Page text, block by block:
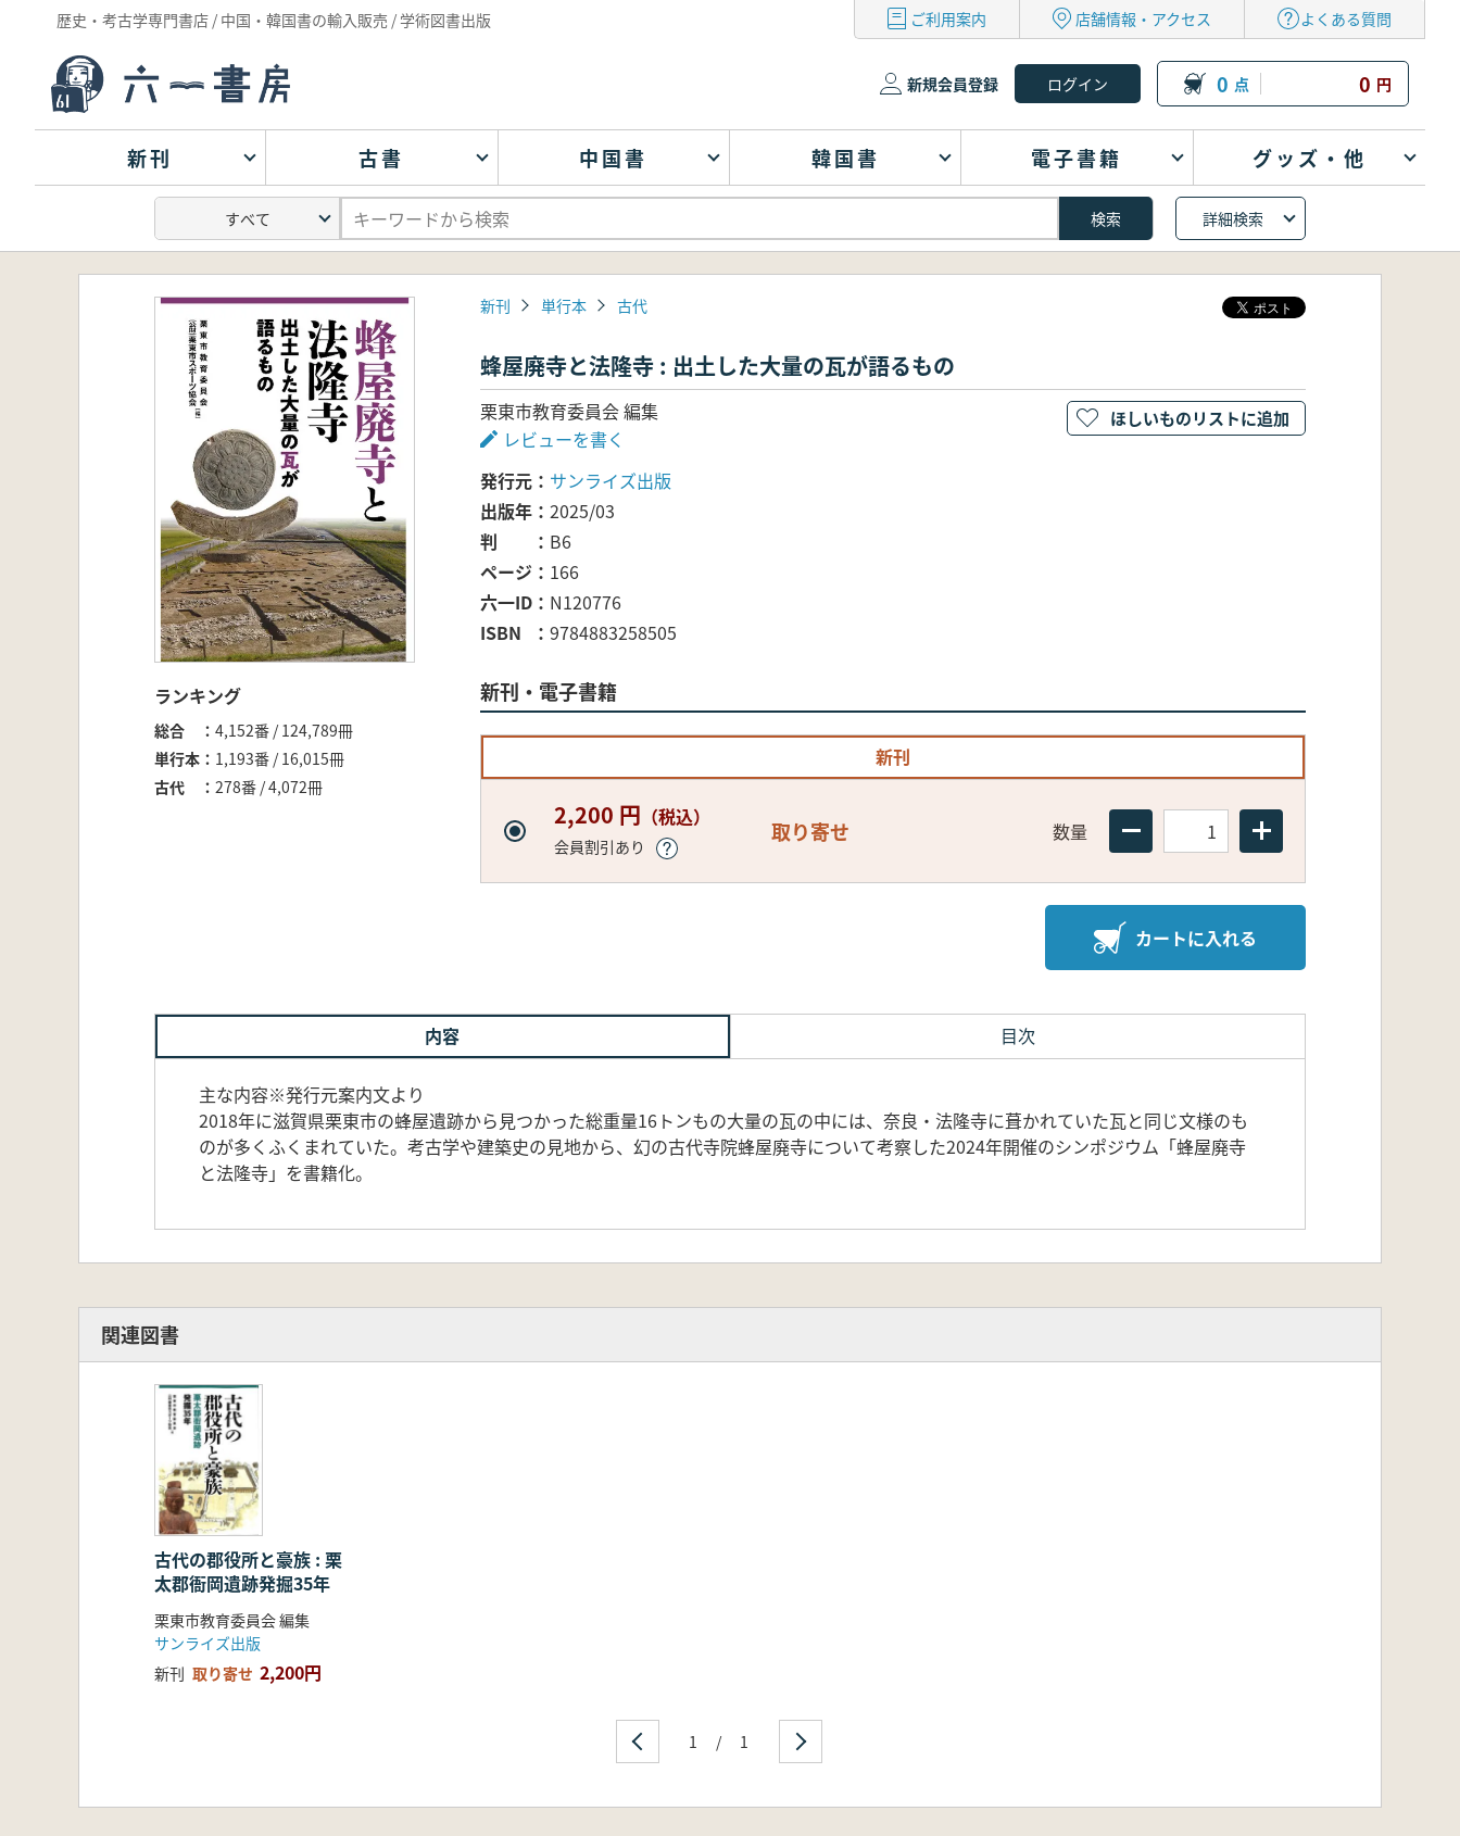
歴史・考古学専門書店 / 中国・韓国書の輸入販売 / 学術図書出版 ご利用案内 店舗情報・アクセス よくある質問
新規会員登録 0 点 0 円
新刊 古書 中国書 韓国書 電子書籍 グッズ・他
詳細検索
ランキング
総合
4,152番 / 124,789冊
単行本
1,193番 / 16,015冊
古代
278番 / 4,072冊
新刊 単行本 古代
蜂屋廃寺と法隆寺 : 出土した大量の瓦が語るもの
栗東市教育委員会 編集
レビューを書く
発行元
サンライズ出版
出版年
2025/03
判
B6
ページ
166
六一ID
N120776
ISBN
9784883258505
新刊・電子書籍
新刊
2,200 円 （税込）
会員割引あり
取り寄せ 数量
カートに入れる
ほしいものリストに追加
内容 目次
主な内容※発行元案内文より
2018年に滋賀県栗東市の蜂屋遺跡から見つかった総重量16トンもの大量の瓦の中には、奈良・法隆寺に葺かれていた瓦と同じ文様のも
のが多くふくまれていた。考古学や建築史の見地から、幻の古代寺院蜂屋廃寺について考察した2024年開催のシンポジウム「蜂屋廃寺
と法隆寺」を書籍化。
関連図書
古代の郡役所と豪族 : 栗
太郡衙岡遺跡発掘35年
栗東市教育委員会 編集
サンライズ出版
新刊 取り寄せ 2,200円
1 / 1